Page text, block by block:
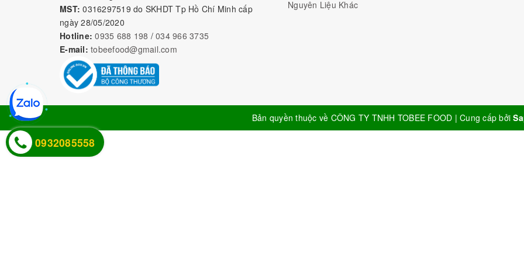
MST: 0316297519 do SKHDT Tp Hồ Chí Minh cấp
ngày 28/05/2020
Hotline: 0935 688 198 / 034 966 3735
E-mail: tobeefood@gmail.com
Nguyên Liệu Khác
Bản quyền thuộc về CÔNG TY TNHH TOBEE FOOD | Cung cấp bởi
0932085558